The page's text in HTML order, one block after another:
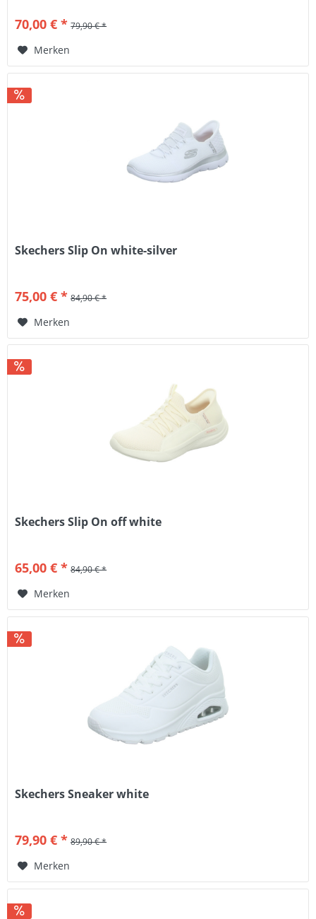
70,00 € * 79,90 € *
Merken
Skechers Slip On white-silver
75,00 € * 84,90 € *
Merken
Skechers Slip On off white
65,00 € * 84,90 € *
Merken
Skechers Sneaker white
79,90 € * 89,90 € *
Merken